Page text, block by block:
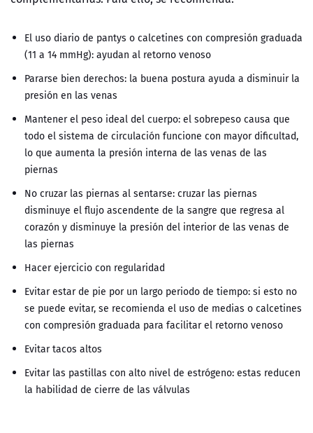
El uso diario de pantys o calcetines con compresión graduada
(11 a 14 mmHg): ayudan al retorno venoso
Pararse bien derechos: la buena postura ayuda a disminuir la
presión en las venas
Mantener el peso ideal del cuerpo: el sobrepeso causa que
todo el sistema de circulación funcione con mayor dificultad,
lo que aumenta la presión interna de las venas de las
piernas
No cruzar las piernas al sentarse: cruzar las piernas
disminuye el flujo ascendente de la sangre que regresa al
corazón y disminuye la presión del interior de las venas de
las piernas
Hacer ejercicio con regularidad
Evitar estar de pie por un largo periodo de tiempo: si esto no
se puede evitar, se recomienda el uso de medias o calcetines
con compresión graduada para facilitar el retorno venoso
Evitar tacos altos
Evitar las pastillas con alto nivel de estrógeno: estas reducen
la habilidad de cierre de las válvulas